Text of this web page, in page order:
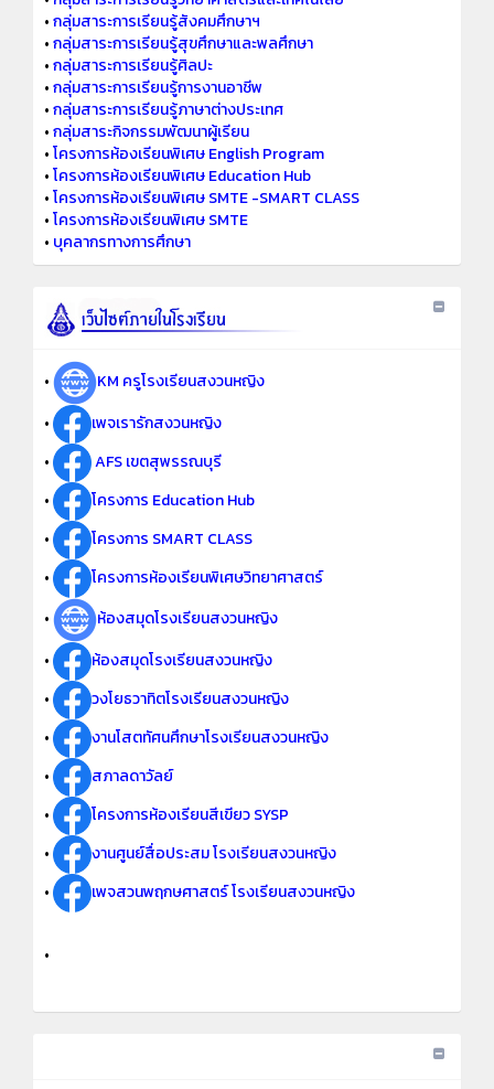
•กลุ่มสาระการเรียนรู้สังคมศึกษาฯ
•กลุ่มสาระการเรียนรู้สุขศึกษาและพลศึกษา
•กลุ่มสาระการเรียนรู้ศิลปะ
•กลุ่มสาระการเรียนรู้การงานอาชีพ
•กลุ่มสาระการเรียนรู้ภาษาต่างประเทศ
•กลุ่มสาระกิจกรรมพัฒนาผู้เรียน
•โครงการห้องเรียนพิเศษ English Program
•โครงการห้องเรียนพิเศษ Education Hub
•โครงการห้องเรียนพิเศษ SMTE -SMART CLASS
•โครงการห้องเรียนพิเศษ SMTE
• บุคลากรทางการศึกษา
•
KM ครูโรงเรียนสงวนหญิง
•
เพจเรารักสงวนหญิง
•
AFS เขตสุพรรณบุรี
•
โครงการ Education Hub
•
โครงการ SMART CLASS
•
โครงการห้องเรียนพิเศษวิทยาศาสตร์
•
ห้องสมุดโรงเรียนสงวนหญิง
•
ห้องสมุดโรงเรียนสงวนหญิง
•
วงโยธวาทิตโรงเรียนสงวนหญิง
•
งานโสตทัศนศึกษาโรงเรียนสงวนหญิง
•
สภาลดาวัลย์
•
โครงการห้องเรียนสีเขียว SYSP
•
งานศูนย์สื่อประสม โรงเรียนสงวนหญิง
•
เพจสวนพฤกษศาสตร์ โรงเรียนสงวนหญิง
•